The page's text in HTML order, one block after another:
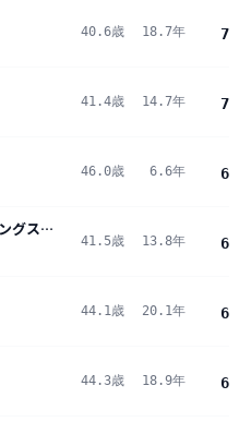
40.6歳 18.7年 760
41.4歳 14.7年 733
46.0歳 6.6年 662
西部ガスホールディングス株式会社
41.5歳 13.8年 656
44.1歳 20.1年 639
44.3歳 18.9年 602